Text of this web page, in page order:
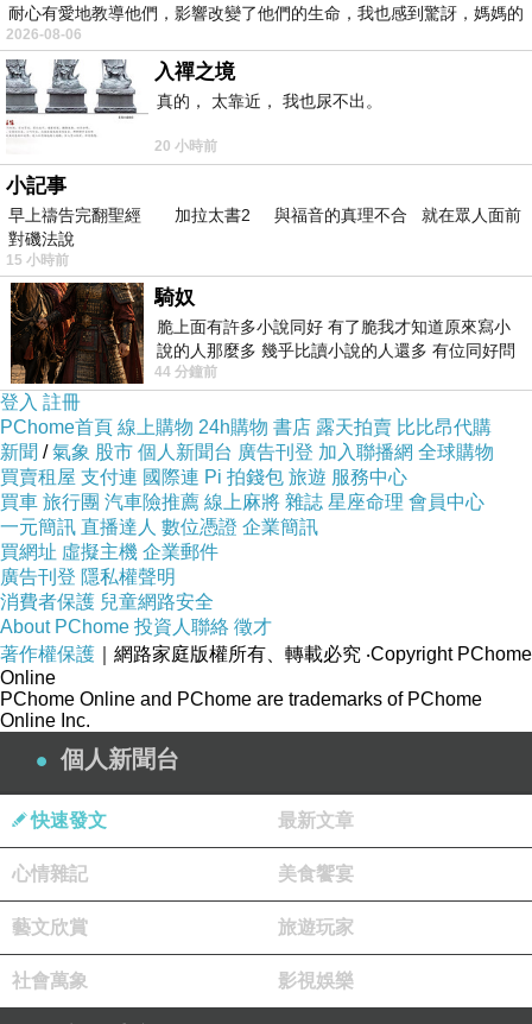
耐心有愛地教導他們，影響改變了他們的生命，我也感到驚訝，媽媽的
2026-08-06
入禪之境
真的， 太靠近， 我也尿不出。
20 小時前
小記事
早上禱告完翻聖經 加拉太書2 與福音的真理不合 就在眾人面前
對磯法說
15 小時前
騎奴
脆上面有許多小說同好 有了脆我才知道原來寫小
說的人那麼多 幾乎比讀小說的人還多 有位同好問
了一個問題 她說為什麼高中文學獎的
44 分鐘前
登入 註冊
PChome首頁 線上購物 24h購物 書店 露天拍賣 比比昂代購
新聞 /氣象 股市 個人新聞台 廣告刊登 加入聯播網 全球購物
買賣租屋 支付連 國際連 Pi 拍錢包 旅遊 服務中心
買車 旅行團 汽車險推薦 線上麻將 雜誌 星座命理 會員中心
一元簡訊 直播達人 數位憑證 企業簡訊
買網址 虛擬主機 企業郵件
廣告刊登 隱私權聲明
消費者保護 兒童網路安全
About PChome 投資人聯絡 徵才
著作權保護 ｜網路家庭版權所有、轉載必究 ‧Copyright PChome
Online
PChome Online and PChome are trademarks of PChome
Online Inc.
個人新聞台
快速發文 最新文章
心情雜記 美食饗宴
藝文欣賞 旅遊玩家
社會萬象 影視娛樂